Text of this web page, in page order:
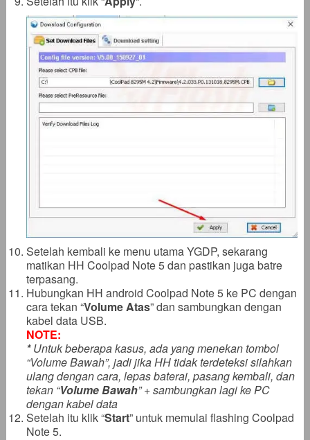
Setelah kembali ke menu utama YGDP, sekarang
matikan HH Coolpad Note 5 dan pastikan juga batre
terpasang.
Hubungkan HH android Coolpad Note 5 ke PC dengan
cara tekan “Volume Atas” dan sambungkan dengan
kabel data USB.
NOTE:
*Untuk beberapa kasus, ada yang menekan tombol
“Volume Bawah”, jadi jika HH tidak terdeteksi silahkan
ulang dengan cara, lepas baterai, pasang kembali, dan
tekan “Volume Bawah” + sambungkan lagi ke PC
dengan kabel data
Setelah itu klik “Start” untuk memulai flashing Coolpad
Note 5.